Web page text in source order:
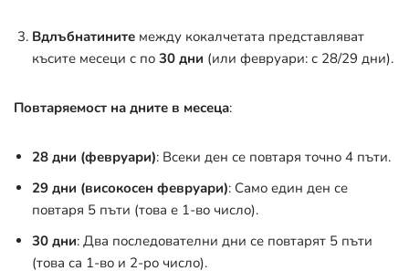
Вдлъбнатините между кокалчетата представляват
късите месеци с по 30 дни (или февруари: с 28/29 дни).
Повтаряемост на дните в месеца:
28 дни (февруари): Всеки ден се повтаря точно 4 пъти.
29 дни (високосен февруари): Само един ден се
повтаря 5 пъти (това е 1-во число).
30 дни: Два последователни дни се повтарят 5 пъти
(това са 1-во и 2-ро число).